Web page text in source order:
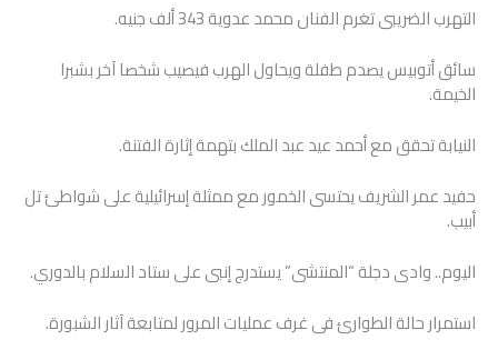
التهرب الضريبى تغرم الفنان محمد عدوية 343 ألف جنيه.
سائق أتوبيس يصدم طفلة ويحاول الهرب فيصيب شخصا آخر بشبرا
الخيمة.
النيابة تحقق مع أحمد عيد عبد الملك بتهمة إثارة الفتنة.
حفيد عمر الشريف يحتسى الخمور مع ممثلة إسرائيلية على شواطئ تل
أبيب.
اليوم.. وادى دجلة “المنتشى” يستدرج إنبى على ستاد السلام بالدوري.
استمرار حالة الطوارئ فى غرف عمليات المرور لمتابعة آثار الشبورة.